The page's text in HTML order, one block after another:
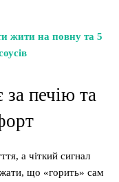
жити на повну та 5
за печію та
а чіткий сигнал
що «горить» сам